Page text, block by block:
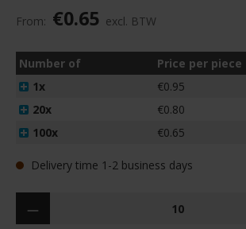
From: €0.65 excl. BTW
Number of
Price per piece
1x
€0.95
20x
€0.80
100x
€0.65
Delivery time 1-2 business days